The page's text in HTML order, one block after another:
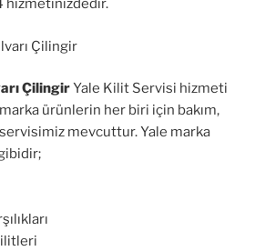
hizmetinizdedir.
ÇilingirYale Kilit Servisi hizmeti
ürünlerin her biri için bakım,
mevcuttur. Yale marka